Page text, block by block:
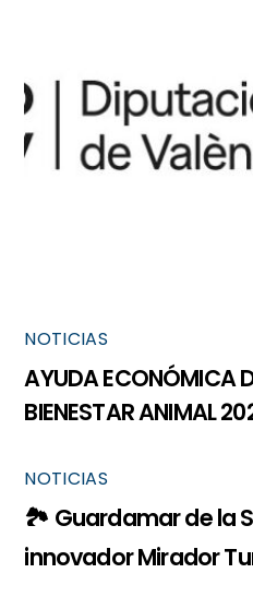
NOTICIAS
AYUDA ECONÓMICA
BIENESTAR ANIMAL
NOTICIAS
🏞️ Guardamar de la
innovador Mirador